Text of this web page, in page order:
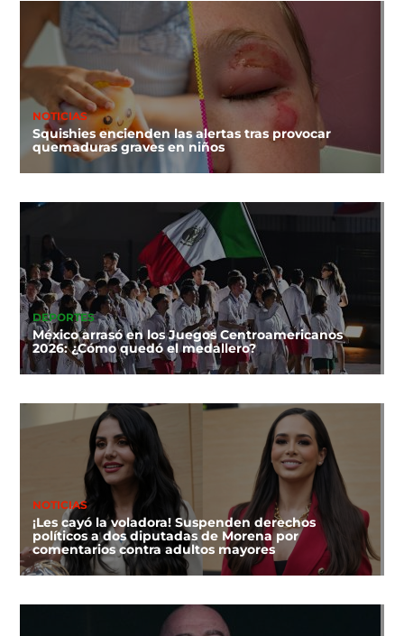
NOTICIAS
Squishies encienden las alertas tras provocar
quemaduras graves en niños
DEPORTES
México arrasó en los Juegos Centroamericanos
2026: ¿Cómo quedó el medallero?
NOTICIAS
¡Les cayó la voladora! Suspenden derechos
políticos a dos diputadas de Morena por
comentarios contra adultos mayores